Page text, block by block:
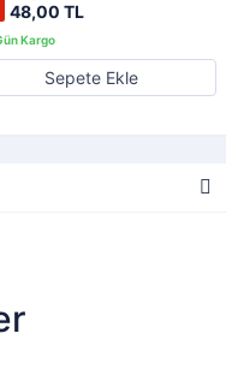
48,00 TL
Sepete Ekle